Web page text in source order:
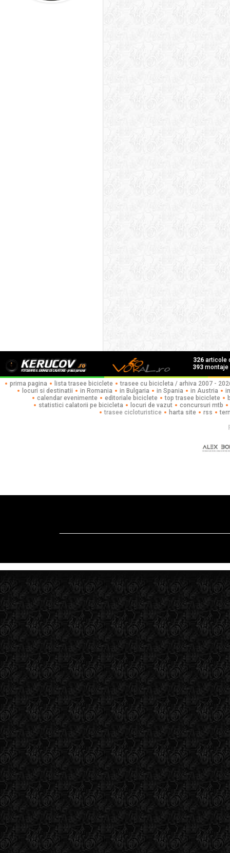
326articole
393montaje
prima pagina lista trasee biciclete
trasee cu bicicleta / arhiva 2007 -
locuri si destinatii
in Romania in Bulgaria in Spania in Austria
calendar evenimente
editoriale biciclete top trasee biciclete
statistici calatorii pe bicicleta
locuri de vazut
concursuri mtb
trasee cicloturistice
harta site rss